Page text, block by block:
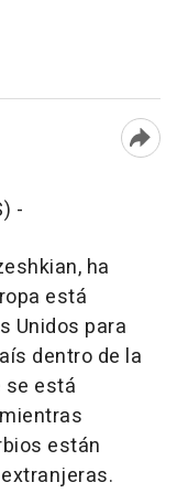
-
ha
está
Unidos para
dentro de la
se está
están